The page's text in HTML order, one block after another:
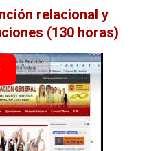
relacional y
(130 horas)